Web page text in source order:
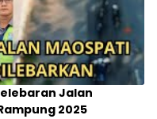
Jalan
2025